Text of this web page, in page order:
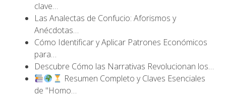
clave…
Las Analectas de Confucio: Aforismos y
Anécdotas…
Cómo Identificar y Aplicar Patrones Económicos
para…
Descubre Cómo las Narrativas Revolucionan los…
Resumen Completo y Claves Esenciales
de "Homo…